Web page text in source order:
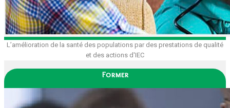
L’amélioration de la santé des populations par des prestations de qualité
et des actions d'IEC
Former